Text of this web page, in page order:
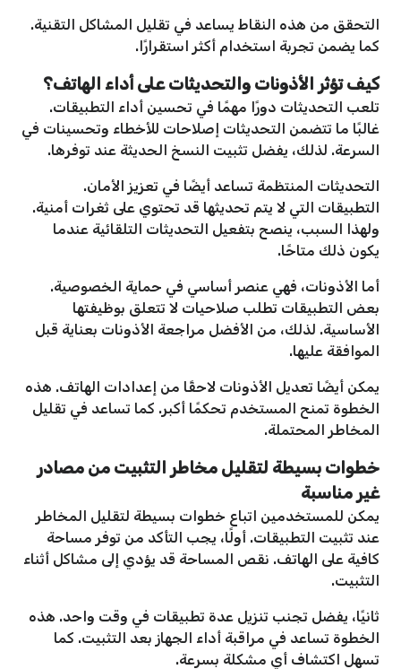
التحقق من هذه النقاط يساعد في تقليل المشاكل التقنية.
كما يضمن تجربة استخدام أكثر استقرارًا.
كيف تؤثر الأذونات والتحديثات على أداء الهاتف؟
تلعب التحديثات دورًا مهمًا في تحسين أداء التطبيقات.
غالبًا ما تتضمن التحديثات إصلاحات للأخطاء وتحسينات في
السرعة. لذلك، يفضل تثبيت النسخ الحديثة عند توفرها.
التحديثات المنتظمة تساعد أيضًا في تعزيز الأمان.
التطبيقات التي لا يتم تحديثها قد تحتوي على ثغرات أمنية.
ولهذا السبب، ينصح بتفعيل التحديثات التلقائية عندما
يكون ذلك متاحًا.
أما الأذونات، فهي عنصر أساسي في حماية الخصوصية.
بعض التطبيقات تطلب صلاحيات لا تتعلق بوظيفتها
الأساسية. لذلك، من الأفضل مراجعة الأذونات بعناية قبل
الموافقة عليها.
يمكن أيضًا تعديل الأذونات لاحقًا من إعدادات الهاتف. هذه
الخطوة تمنح المستخدم تحكمًا أكبر. كما تساعد في تقليل
المخاطر المحتملة.
خطوات بسيطة لتقليل مخاطر التثبيت من مصادر
غير مناسبة
يمكن للمستخدمين اتباع خطوات بسيطة لتقليل المخاطر
عند تثبيت التطبيقات. أولًا، يجب التأكد من توفر مساحة
كافية على الهاتف. نقص المساحة قد يؤدي إلى مشاكل أثناء
التثبيت.
ثانيًا، يفضل تجنب تنزيل عدة تطبيقات في وقت واحد. هذه
الخطوة تساعد في مراقبة أداء الجهاز بعد التثبيت. كما
تسهل اكتشاف أي مشكلة بسرعة.